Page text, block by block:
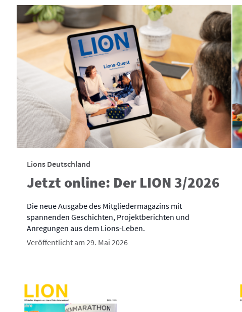
Lions Deutschland
Jetzt online: Der LION 3/2026
Die neue Ausgabe des Mitgliedermagazins mit
spannenden Geschichten, Projektberichten und
Anregungen aus dem Lions-Leben.
Veröffentlicht am 29. Mai 2026